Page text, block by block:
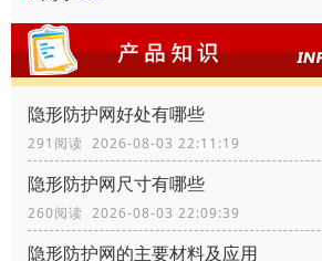
隐形防护网好处有哪些
291阅读 2026-08-03 22:11:19
隐形防护网尺寸有哪些
260阅读 2026-08-03 22:09:39
隐形防护网的主要材料及应用